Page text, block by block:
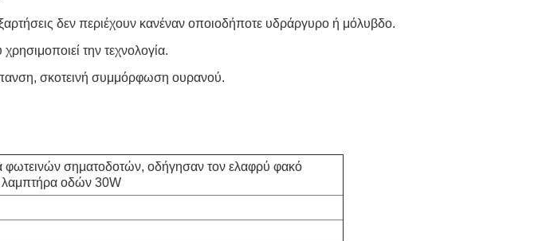
δεν περιέχουν κανέναν οποιοδήποτε υδράργυρο ή μόλυβδο.
την τεχνολογία.
σκοτεινή συμμόρφωση ουρανού.
φωτεινών σηματοδοτών, οδήγησαν τον ελαφρύ φακό
λαμπτήρα οδών 30W